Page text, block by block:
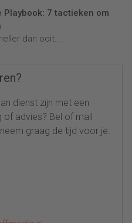
Playbook: 7 tactieken om
dan ooit....
dienst zijn met een
of advies? Bel of mail
graag de tijd voor je.